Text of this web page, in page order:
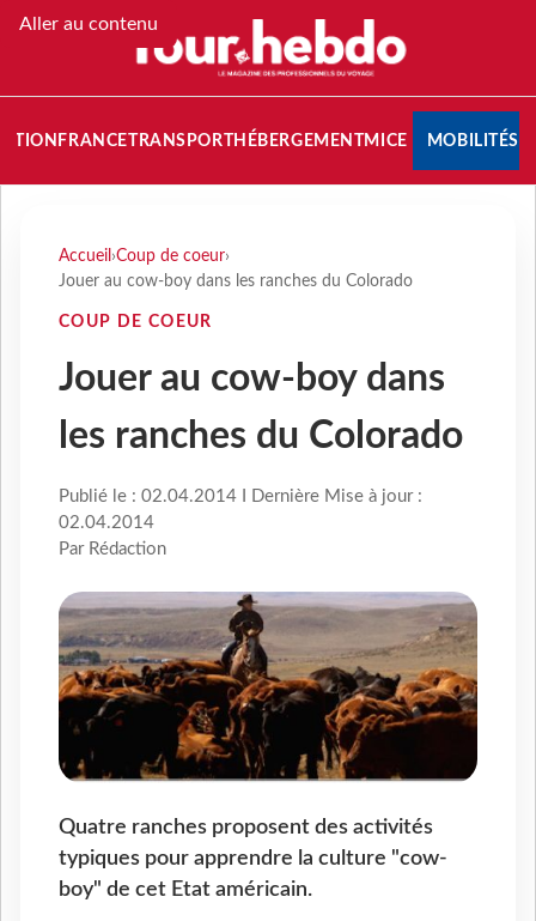
Aller au contenu
FRANCETRANSPORT HÉBERGEMENTMICE MOBILITÉS
Accueil ›Coup de coeur›
Jouer au cow-boy dans les ranches du Colorado
COUP DE COEUR
Jouer au cow-boy dans
les ranches du Colorado
Publié le : 02.04.2014 I Dernière Mise à jour :
02.04.2014
Par Rédaction
Quatre ranches proposent des activités
typiques pour apprendre la culture "cow-
boy" de cet Etat américain.